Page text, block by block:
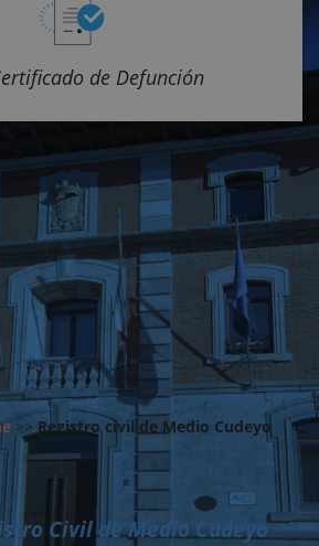
de Defunción
>> Registro civil de Medio Cudeyo
Civil de Medio Cudeyo